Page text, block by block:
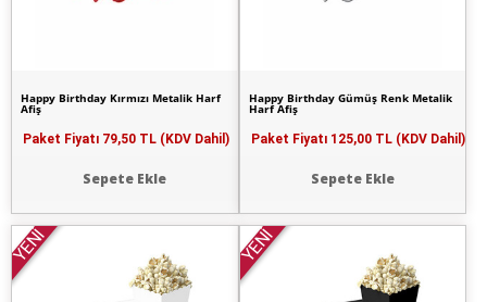
Happy Birthday Kırmızı Metalik Harf
Afiş
Paket Fiyatı 79,50 TL (KDV Dahil)
Sepete Ekle
Happy Birthday Gümüş Renk Metalik
Harf Afiş
Paket Fiyatı 125,00 TL (KDV Dahil)
Sepete Ekle
YENİ YENİ